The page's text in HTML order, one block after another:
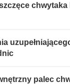
chwytaka
palec